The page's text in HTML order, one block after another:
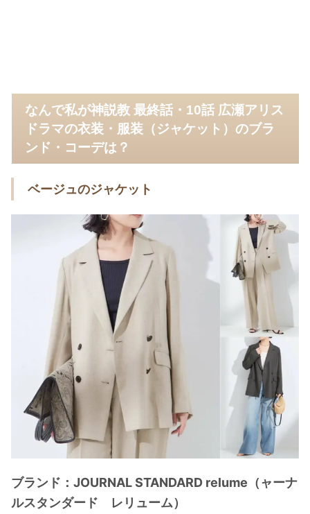
なんで私が神説教 最終話・10話 広瀬アリス
ドラマの衣装・服装（ジャケット）のブラ
ンド・コーデは？
ベージュのジャケット
ブランド：JOURNAL STANDARD relume（ャーナ
ルスタンダード レリューム）